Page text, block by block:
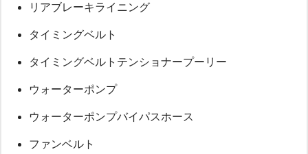
リアブレーキライニング
タイミングベルト
タイミングベルトテンショナープーリー
ウォーターポンプ
ウォーターポンプバイパスホース
ファンベルト